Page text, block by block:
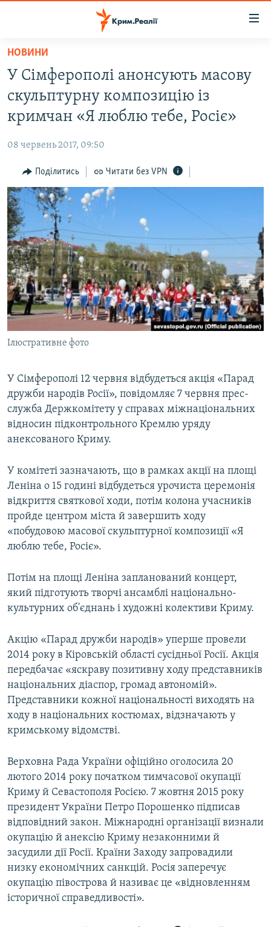
Перейти
основного
матеріалу
Перейти
до
основної
навігації
Перейти
до
пошуку
НОВИНИ
ВОДА.КРИМ
ВІДЕО ТА ФОТО
БЛОГИ
ПОГЛЯД
ІНТЕРВ'Ю
ВСЕ ЗА ДЕНЬ
СПЕЦПРОЕКТИ
ДЕПОРТАЦІЯ
ВІДЕОУРОКИ «ELIFBE»
СВІДЧЕННЯ ОКУПАЦІЇ
УКРАЇНСЬКА ПРОБЛЕМА КРИМУ
ІНФОГРАФІКА
ЯК ОБІЙТИ БЛОКУВАННЯ
Русский
Qırımtatar
ДОЛУЧАЙСЯ!
Усі сайти RFE/RL
НОВИНИ
У Сімферополі анонсують масову
скульптурну композицію із
кримчан «Я люблю тебе, Росіє»
08 червень 2017, 09:50
Поділитись Читати без VPN
Ілюстративне фото
У Сімферополі 12 червня відбудеться акція «Парад
дружби народів Росії», повідомляє 7 червня прес-
служба Держкомітету у справах міжнаціональних
відносин підконтрольного Кремлю уряду
анексованого Криму.
У комітеті зазначають, що в рамках акції на площі
Леніна о 15 годині відбудеться урочиста церемонія
відкриття святкової ходи, потім колона учасників
пройде центром міста й завершить ходу
«побудовою масової скульптурної композиції «Я
люблю тебе, Росіє».
Потім на площі Леніна запланований концерт,
який підготують творчі ансамблі національно-
культурних об'єднань і художні колективи Криму.
Акцію «Парад дружби народів» уперше провели
2014 року в Кіровській області сусідньої Росії. Акція
передбачає «яскраву позитивну ходу представників
національних діаспор, громад автономій».
Представники кожної національності виходять на
ходу в національних костюмах, відзначають у
кримському відомстві.
Верховна Рада України офіційно оголосила 20
лютого 2014 року початком тимчасової окупації
Криму й Севастополя Росією. 7 жовтня 2015 року
президент України Петро Порошенко підписав
відповідний закон. Міжнародні організації визнали
окупацію й анексію Криму незаконними й
засудили дії Росії. Країни Заходу запровадили
низку економічних санкцій. Росія заперечує
окупацію півострова й називає це «відновленням
історичної справедливості».